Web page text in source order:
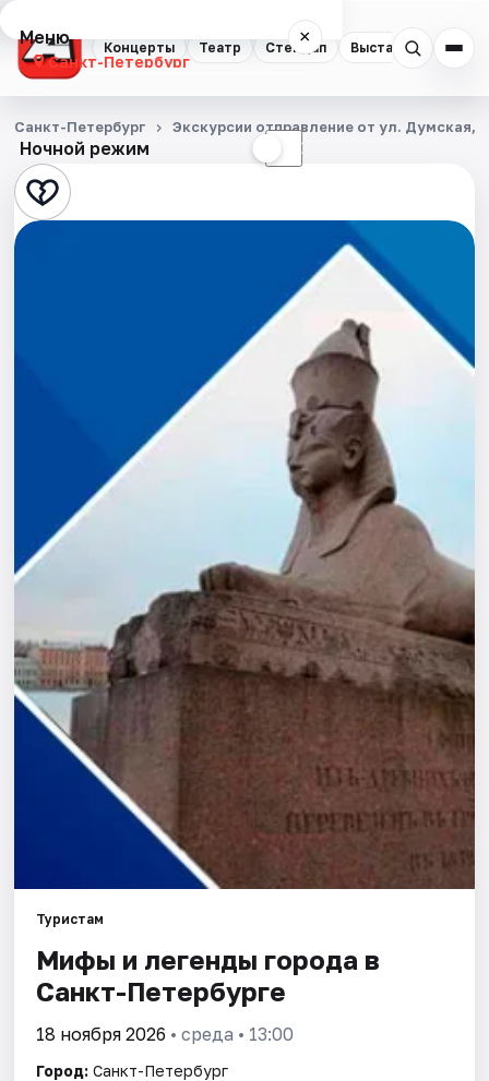
Концерты Театр Стендап Выставки
Меню ×
Санкт-Петербург
Концерты
Театр
Стендап
Города
Артисты
Рейтинги
Ночной режим ☾
Санкт-Петербург Экскурсии отправление от ул. Думская,
Туристам
Мифы и легенды города в
Санкт-Петербурге
18 ноября 2026 • среда • 13:00
Город: Санкт-Петербург